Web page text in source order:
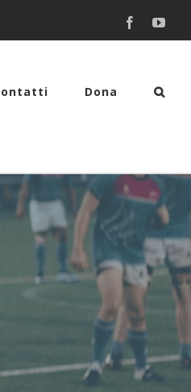
Facebook
Dona